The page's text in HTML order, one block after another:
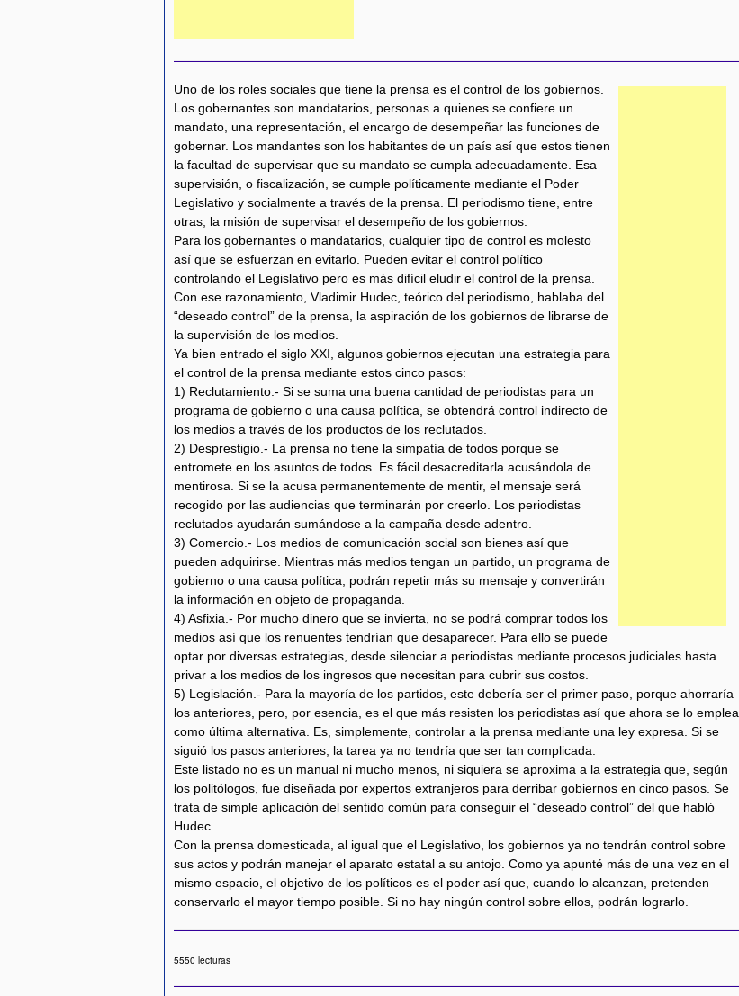
Uno de los roles sociales que tiene la prensa es el control de los gobiernos.
Los gobernantes son mandatarios, personas a quienes se confiere un
mandato, una representación, el encargo de desempeñar las funciones de
gobernar. Los mandantes son los habitantes de un país así que estos tienen
la facultad de supervisar que su mandato se cumpla adecuadamente. Esa
supervisión, o fiscalización, se cumple políticamente mediante el Poder
Legislativo y socialmente a través de la prensa. El periodismo tiene, entre
otras, la misión de supervisar el desempeño de los gobiernos.
Para los gobernantes o mandatarios, cualquier tipo de control es molesto
así que se esfuerzan en evitarlo. Pueden evitar el control político
controlando el Legislativo pero es más difícil eludir el control de la prensa.
Con ese razonamiento, Vladimir Hudec, teórico del periodismo, hablaba del
“deseado control” de la prensa, la aspiración de los gobiernos de librarse de
la supervisión de los medios.
Ya bien entrado el siglo XXI, algunos gobiernos ejecutan una estrategia para
el control de la prensa mediante estos cinco pasos:
1) Reclutamiento.- Si se suma una buena cantidad de periodistas para un
programa de gobierno o una causa política, se obtendrá control indirecto de
los medios a través de los productos de los reclutados.
2) Desprestigio.- La prensa no tiene la simpatía de todos porque se
entromete en los asuntos de todos. Es fácil desacreditarla acusándola de
mentirosa. Si se la acusa permanentemente de mentir, el mensaje será
recogido por las audiencias que terminarán por creerlo. Los periodistas
reclutados ayudarán sumándose a la campaña desde adentro.
3) Comercio.- Los medios de comunicación social son bienes así que
pueden adquirirse. Mientras más medios tengan un partido, un programa de
gobierno o una causa política, podrán repetir más su mensaje y convertirán
la información en objeto de propaganda.
4) Asfixia.- Por mucho dinero que se invierta, no se podrá comprar todos los
medios así que los renuentes tendrían que desaparecer. Para ello se puede
optar por diversas estrategias, desde silenciar a periodistas mediante procesos judiciales hasta
privar a los medios de los ingresos que necesitan para cubrir sus costos.
5) Legislación.- Para la mayoría de los partidos, este debería ser el primer paso, porque ahorraría
los anteriores, pero, por esencia, es el que más resisten los periodistas así que ahora se lo emplea
como última alternativa. Es, simplemente, controlar a la prensa mediante una ley expresa. Si se
siguió los pasos anteriores, la tarea ya no tendría que ser tan complicada.
Este listado no es un manual ni mucho menos, ni siquiera se aproxima a la estrategia que, según
los politólogos, fue diseñada por expertos extranjeros para derribar gobiernos en cinco pasos. Se
trata de simple aplicación del sentido común para conseguir el “deseado control” del que habló
Hudec.
Con la prensa domesticada, al igual que el Legislativo, los gobiernos ya no tendrán control sobre
sus actos y podrán manejar el aparato estatal a su antojo. Como ya apunté más de una vez en el
mismo espacio, el objetivo de los políticos es el poder así que, cuando lo alcanzan, pretenden
conservarlo el mayor tiempo posible. Si no hay ningún control sobre ellos, podrán lograrlo.
5550 lecturas